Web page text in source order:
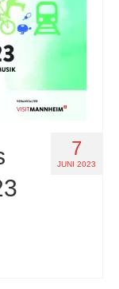
/ 100nm
7
JUNI 2023